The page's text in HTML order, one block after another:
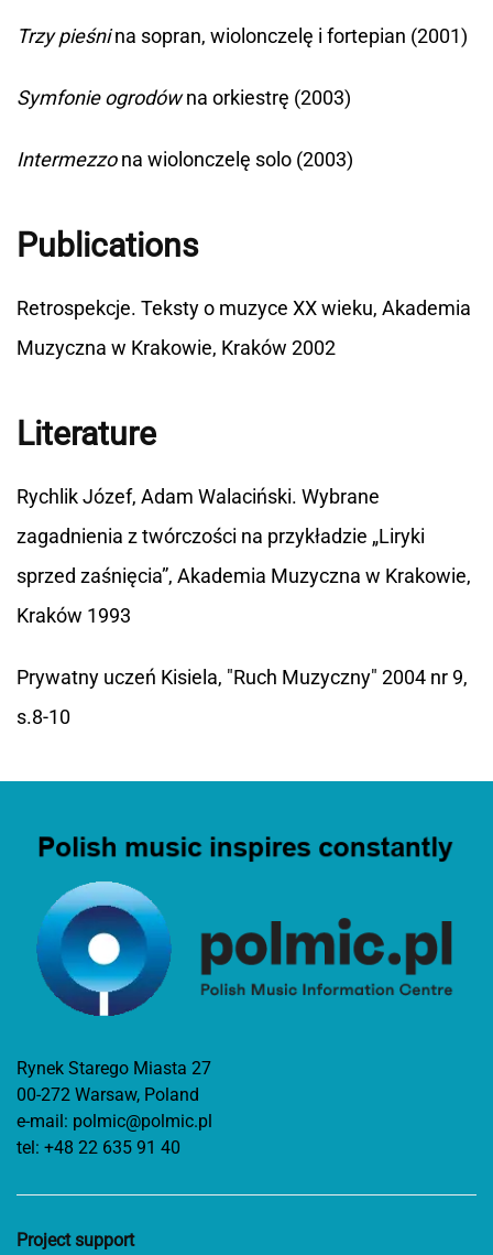
Trzy pieśnina sopran, wiolonczelę i fortepian (2001)
Symfonie ogrodówna orkiestrę (2003)
Intermezzona wiolonczelę solo (2003)
Publications
Retrospekcje. Teksty o muzyce XX wieku, Akademia
Muzyczna w Krakowie, Kraków 2002
Literature
Rychlik Józef, Adam Walaciński. Wybrane
zagadnienia z twórczości na przykładzie „Liryki
sprzed zaśnięcia”, Akademia Muzyczna w Krakowie,
Kraków 1993
Prywatny uczeń Kisiela, "Ruch Muzyczny" 2004 nr 9,
s.8-10
Rynek Starego Miasta 27
00-272 Warsaw, Poland
e-mail: polmic@polmic.pl
tel: +48 22 635 91 40
Project support